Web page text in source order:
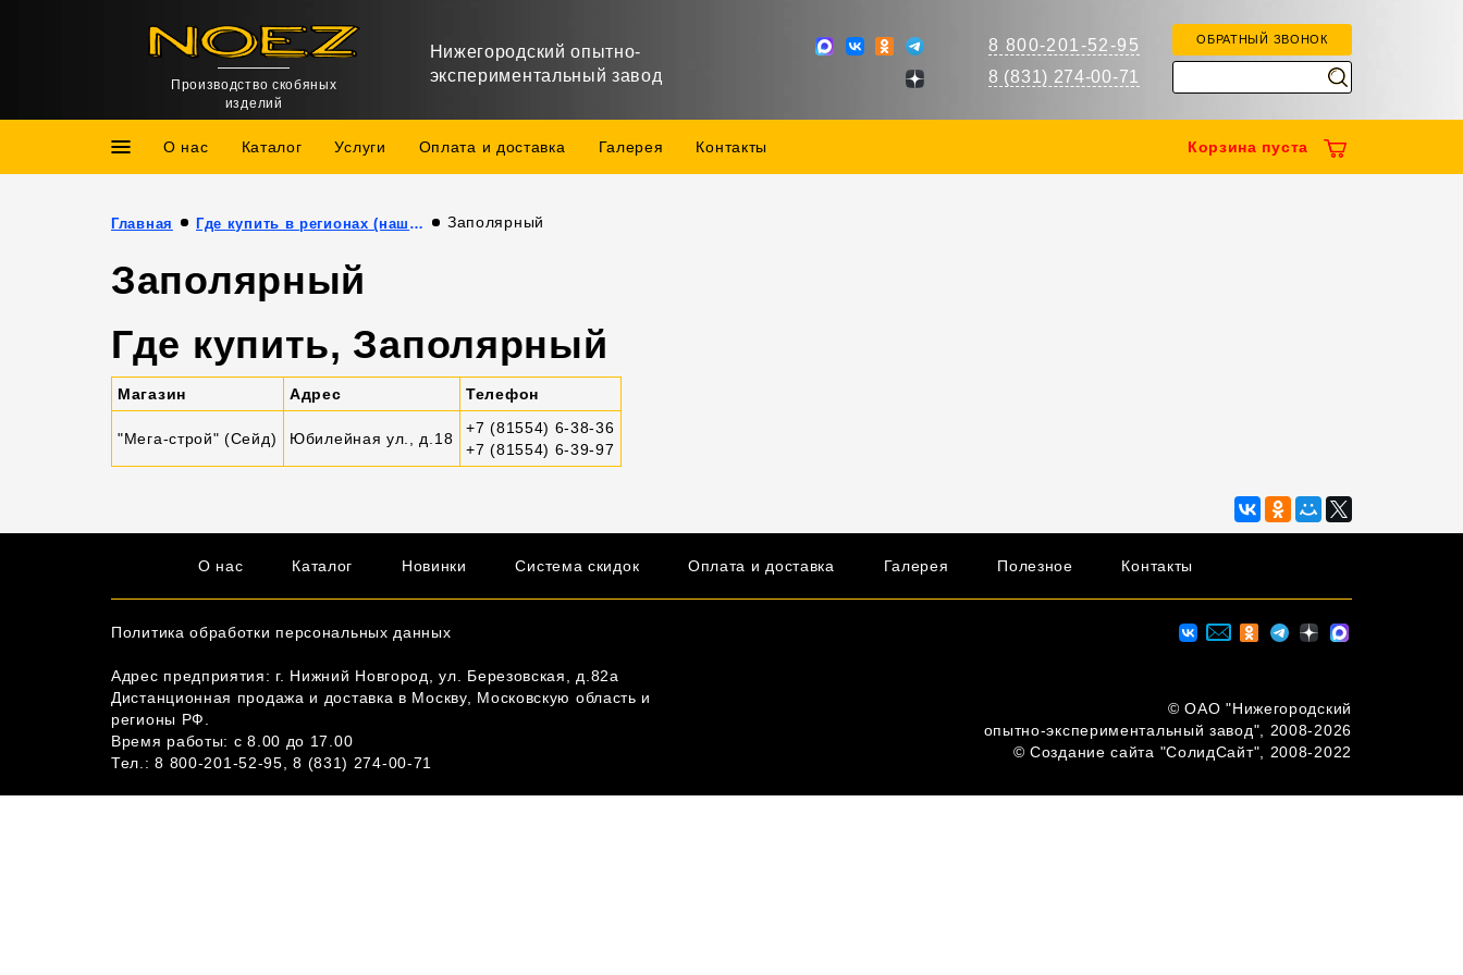
Производство скобяных
изделий
Нижегородский опытно-
экспериментальный завод
8 800-201-52-95
8 (831) 274-00-71
ОБРАТНЫЙ ЗВОНОК
О нас Каталог Услуги Оплата и доставка Галерея Контакты Корзина пуста
Главная Где купить в регионах (наши партнёры) Заполярный
Заполярный
Где купить, Заполярный
Магазин Адрес Телефон
"Мега-строй" (Сейд) Юбилейная ул., д.18
+7 (81554) 6-38-36
+7 (81554) 6-39-97
О нас Каталог Новинки Система скидок Оплата и доставка Галерея Полезное Контакты
Политика обработки персональных данных
Адрес предприятия: г. Нижний Новгород, ул. Березовская, д.82а
Дистанционная продажа и доставка в Москву, Московскую область и
регионы РФ.
Время работы: c 8.00 до 17.00
Тел.:8 800-201-52-95 ,8 (831) 274-00-71
© ОAО "Нижегородский
опытно-экспериментальный завод", 2008-2026
© Создание сайта "СолидСайт", 2008-2022